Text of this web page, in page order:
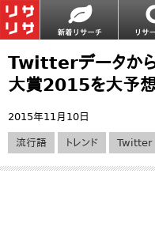
Twitterデータから
大賞2015を大予
2015年11月10日
流行語 トレンド Twitter